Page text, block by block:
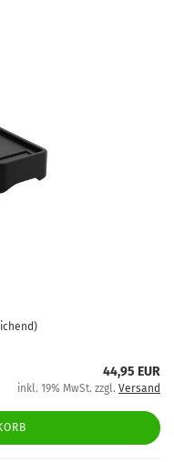
44,95 EUR
inkl. 19% MwSt. zzgl. Versand